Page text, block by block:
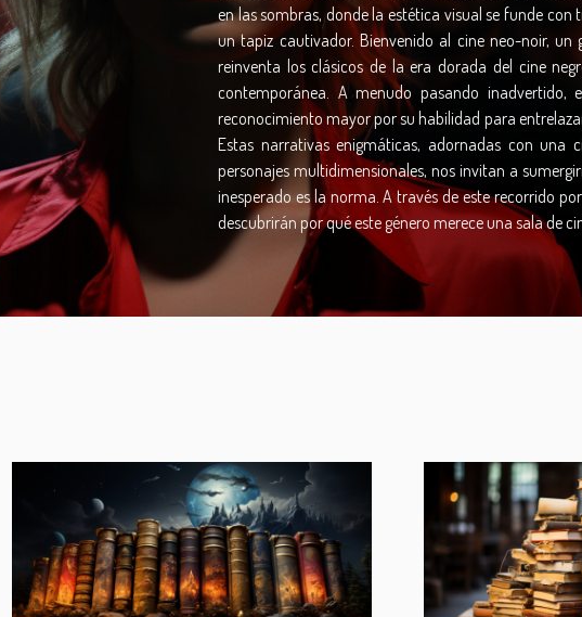
en las sombras, donde la estética visual se funde
un tapiz cautivador. Bienvenido al cine neo-noir, un
reinventa los clásicos de la era dorada del cine
contemporánea. A menudo pasando inadvertido,
reconocimiento mayor por su habilidad para
Estas narrativas enigmáticas, adornadas con una
personajes multidimensionales, nos invitan a
inesperado es la norma. A través de este recorrido
descubrirán por qué este género merece una sala de